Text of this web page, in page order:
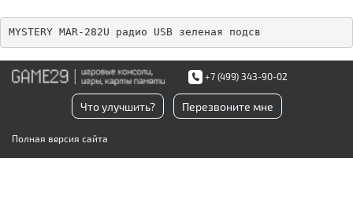
MYSTERY MAR-282U радио USB зеленая подсв
+7 (499) 343-90-02
Что улучшить? Перезвоните мне
Полная версия сайта